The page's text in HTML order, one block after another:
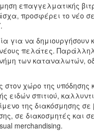
επαγγελματικής
προσφέρει το νέο
να δημιουργήσουν
πελάτες.
των καταναλωτών,
χώρο της υπόδησης
ειδών σπιτιού,
της διακόσμησης
σε διακοσμητές και
merchandising.